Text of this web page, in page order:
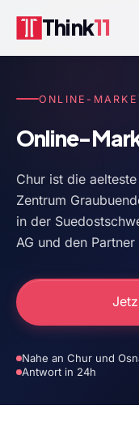
Think11
ONLINE-
Online-
Chur ist die
Zentrum
in der
AG und den Partner
Nahe an Chur und
Antwort in 24h